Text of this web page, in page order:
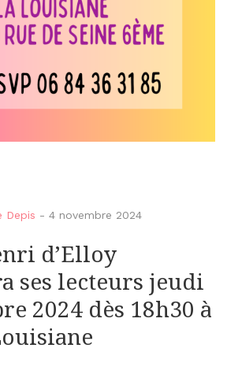
Depis - 4 novembre 2024
d’Elloy
ses lecteurs jeudi
2024 dès 18h30 à